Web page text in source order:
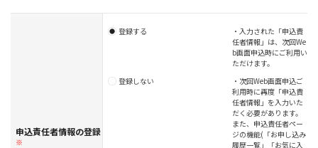
申込責任者情報の登録
※
登録する
・入力された「申込責
任者情報」は、次回We
b画面申込時にご利用い
ただけます。
登録しない
・次回Web画面申込ご
利用時に再度「申込責
任者情報」を入力いた
だく必要があります。
また、申込責任者ペー
ジの機能(「お申し込み
履歴一覧」「お気に入